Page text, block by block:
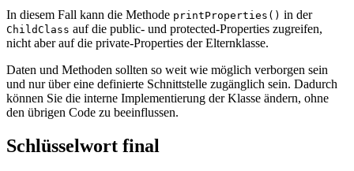
In diesem Fall kann die Methode printProperties() in der
ChildClass auf die public- und protected-Properties zugreifen,
nicht aber auf die private-Properties der Elternklasse.
Daten und Methoden sollten so weit wie möglich verborgen sein
und nur über eine definierte Schnittstelle zugänglich sein. Dadurch
können Sie die interne Implementierung der Klasse ändern, ohne
den übrigen Code zu beeinflussen.
Schlüsselwort final